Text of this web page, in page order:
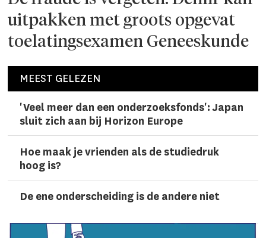
uitpakken met groots opgevat
toelatingsexamen Geneeskunde
MEEST GELEZEN
'Veel meer dan een onderzoeks­fonds': Japan
sluit zich aan bij Horizon Europe
Hoe maak je vrienden als de studiedruk
hoog is?
De ene onderscheiding is de andere niet